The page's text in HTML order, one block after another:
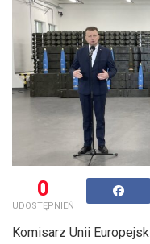
0
UDOSTĘPNIEŃ
Komisarz Unii